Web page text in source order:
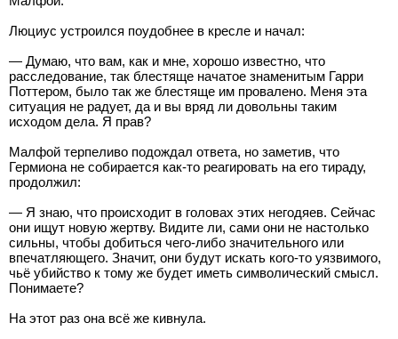
Люциус устроился поудобнее в кресле и начал:
— Думаю, что вам, как и мне, хорошо известно, что
расследование, так блестяще начатое знаменитым Гарри
Поттером, было так же блестяще им провалено. Меня эта
ситуация не радует, да и вы вряд ли довольны таким
исходом дела. Я прав?
Малфой терпеливо подождал ответа, но заметив, что
Гермиона не собирается как-то реагировать на его тираду,
продолжил:
— Я знаю, что происходит в головах этих негодяев. Сейчас
они ищут новую жертву. Видите ли, сами они не настолько
сильны, чтобы добиться чего-либо значительного или
впечатляющего. Значит, они будут искать кого-то уязвимого,
чьё убийство к тому же будет иметь символический смысл.
Понимаете?
На этот раз она всё же кивнула.